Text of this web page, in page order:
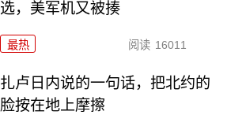
选，美军机又被揍
最热 阅读 16011
扎卢日内说的一句话，把北约的
脸按在地上摩擦